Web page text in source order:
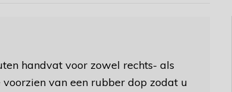
handvat voor zowel rechts- als
van een rubber dop zodat u